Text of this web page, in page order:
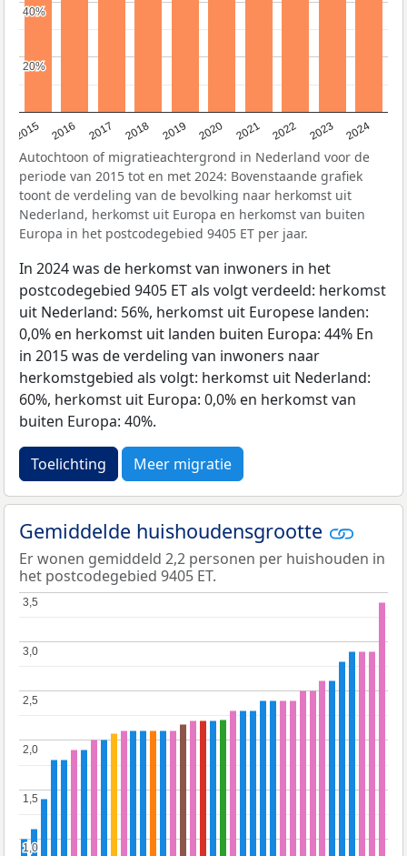
2015 2016 2017 2018 2019 2020 2021 2022 2023 2024
20%
20%
40%
40%
Autochtoon of migratieachtergrond in Nederland voor de
periode van 2015 tot en met 2024: Bovenstaande grafiek
toont de verdeling van de bevolking naar herkomst uit
Nederland, herkomst uit Europa en herkomst van buiten
Europa in het postcodegebied 9405 ET per jaar.
In 2024 was de herkomst van inwoners in het
postcodegebied 9405 ET als volgt verdeeld: herkomst
uit Nederland: 56%, herkomst uit Europese landen:
0,0% en herkomst uit landen buiten Europa: 44% En
in 2015 was de verdeling van inwoners naar
herkomstgebied als volgt: herkomst uit Nederland:
60%, herkomst uit Europa: 0,0% en herkomst van
buiten Europa: 40%.
Toelichting Meer migratie
Gemiddelde huishoudensgrootte
Er wonen gemiddeld 2,2 personen per huishouden in
het postcodegebied 9405 ET.
1,0
1,0
1,5
1,5
2,0
2,0
2,5
2,5
3,0
3,0
3,5
3,5